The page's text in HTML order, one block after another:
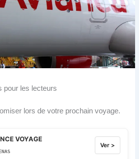
pour les lecteurs
lors de votre prochain voyage.
VOYAGE
Ver >